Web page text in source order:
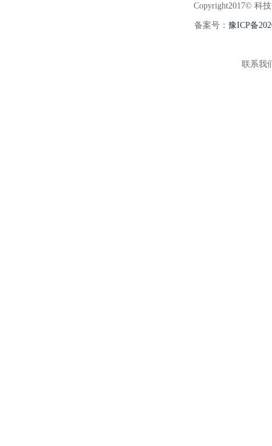
Copyright2017© 科
备案号： 豫ICP备
联系我